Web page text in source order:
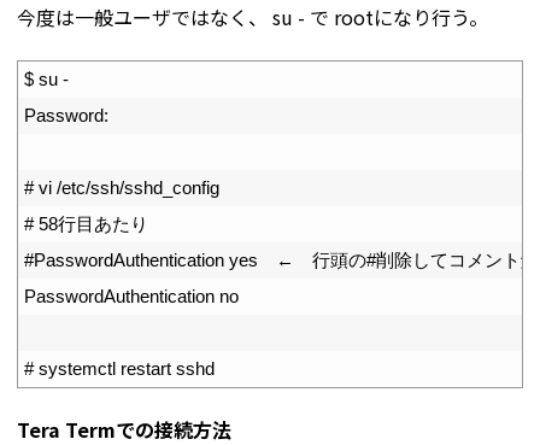
今度は一般ユーザではなく、 su - で rootになり行う。
$ su -
Password:
# vi /etc/ssh/sshd_config
# 58行目あたり
#PasswordAuthentication yes　←　行頭の#削除してコメント
PasswordAuthentication no
# systemctl restart sshd
Tera Termでの接続方法